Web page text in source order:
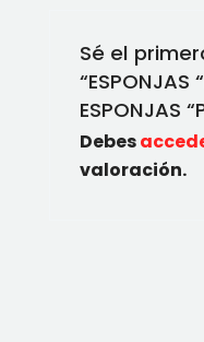
Sé el
“ESPONJAS
ESPONJAS
Debes
valoración.